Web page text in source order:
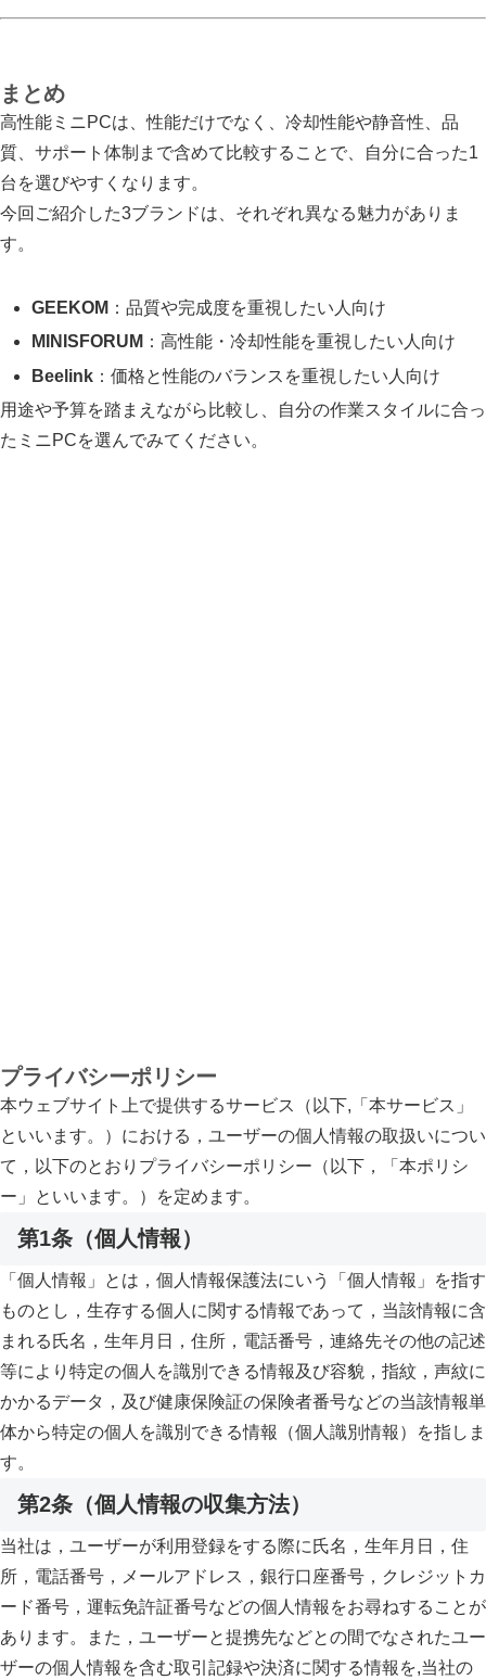
まとめ
高性能ミニPCは、性能だけでなく、冷却性能や静音性、品
質、サポート体制まで含めて比較することで、自分に合った1
台を選びやすくなります。
今回ご紹介した3ブランドは、それぞれ異なる魅力がありま
す。
GEEKOM ：品質や完成度を重視したい人向け
MINISFORUM ：高性能・冷却性能を重視したい人向け
Beelink ：価格と性能のバランスを重視したい人向け
用途や予算を踏まえながら比較し、自分の作業スタイルに合っ
たミニPCを選んでみてください。
プライバシーポリシー
本ウェブサイト上で提供するサービス（以下,「本サービス」
といいます。）における，ユーザーの個人情報の取扱いについ
て，以下のとおりプライバシーポリシー（以下，「本ポリシ
ー」といいます。）を定めます。
第1条（個人情報）
「個人情報」とは，個人情報保護法にいう「個人情報」を指す
ものとし，生存する個人に関する情報であって，当該情報に含
まれる氏名，生年月日，住所，電話番号，連絡先その他の記述
等により特定の個人を識別できる情報及び容貌，指紋，声紋に
かかるデータ，及び健康保険証の保険者番号などの当該情報単
体から特定の個人を識別できる情報（個人識別情報）を指しま
す。
第2条（個人情報の収集方法）
当社は，ユーザーが利用登録をする際に氏名，生年月日，住
所，電話番号，メールアドレス，銀行口座番号，クレジットカ
ード番号，運転免許証番号などの個人情報をお尋ねすることが
あります。また，ユーザーと提携先などとの間でなされたユー
ザーの個人情報を含む取引記録や決済に関する情報を,当社の